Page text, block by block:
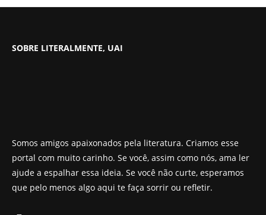
SOBRE LITERALMENTE, UAI
Somos amigos apaixonados pela literatura. Criamos esse
portal com muito carinho. Se você, assim como nós, ama ler
ajude a espalhar essa ideia. Se você não curte, esperamos
que pelo menos algo aqui te faça sorrir ou refletir.